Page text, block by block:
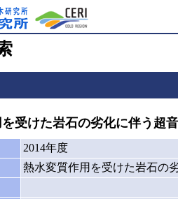
受けた岩石の劣化に伴う超
2014年度
熱水変質作用を受けた岩石の